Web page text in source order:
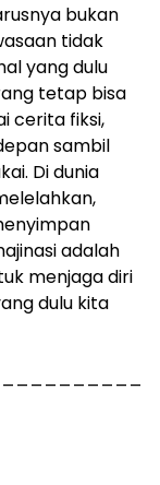
bukan
tidak
yang dulu
tetap bisa
cerita fiksi,
sambil
Di dunia
adalah
menjaga diri
dulu kita